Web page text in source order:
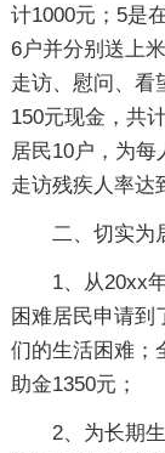
计1000元；5是
6户并分别送上
走访、慰问、看
150元现金，共
居民10户，为
走访残疾人率达
二、切实为
1、从20xx年
困难居民申请到
们的生活困难；
助金1350元；
2、为长期生